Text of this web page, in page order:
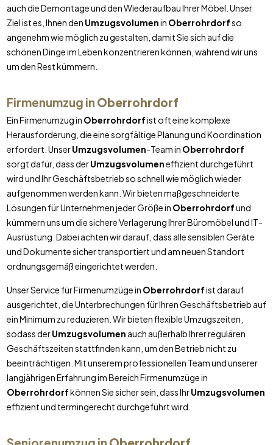
auch die Demontage und den Wiederaufbau Ihrer Möbel. Unser
Ziel ist es, Ihnen den Umzugsvolumenin Oberrohrdorfso
angenehm wie möglich zu gestalten, damit Sie sich auf die
schönen Dinge im Leben konzentrieren können, während wir uns
um den Rest kümmern.
Firmenumzug in Oberrohrdorf
Ein Firmenumzug in Oberrohrdorfist oft eine komplexe
Herausforderung, die eine sorgfältige Planung und Koordination
erfordert. UnserUmzugsvolumen-Team in Oberrohrdorf
sorgt dafür, dass derUmzugsvolumeneffizient durchgeführt
wird und Ihr Geschäftsbetrieb so schnell wie möglich wieder
aufgenommen werden kann. Wir bieten maßgeschneiderte
Lösungen für Unternehmen jeder Größe in Oberrohrdorfund
kümmern uns um die sichere Verlagerung Ihrer Büromöbel und IT-
Ausrüstung. Dabei achten wir darauf, dass alle sensiblen Geräte
und Dokumente sicher transportiert und am neuen Standort
ordnungsgemäß eingerichtet werden.
Unser Service für Firmenumzüge in Oberrohrdorfist darauf
ausgerichtet, die Unterbrechungen für Ihren Geschäftsbetrieb auf
ein Minimum zu reduzieren. Wir bieten flexible Umzugszeiten,
sodass derUmzugsvolumen auch außerhalb Ihrer regulären
Geschäftszeiten stattfinden kann, um den Betrieb nicht zu
beeinträchtigen. Mit unserem professionellen Team und unserer
langjährigen Erfahrung im Bereich Firmenumzüge in
Oberrohrdorfkönnen Sie sicher sein, dass IhrUmzugsvolumen
effizient und termingerecht durchgeführt wird.